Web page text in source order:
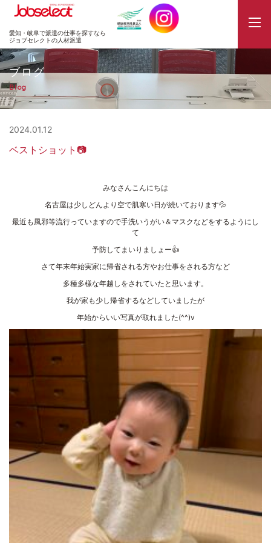
JobSelect
愛知・岐阜で派遣の仕事を探すなら
ジョブセレクトの人材派遣
ブログ
Blog
2024.01.12
ベストショット📷
みなさんこんにちは
名古屋は少しどんより空で肌寒い日が続いております💦
最近も風邪等流行っていますので手洗いうがい＆マスクなどをするようにし
て
予防してまいりましょー👍
さて年末年始実家に帰省される方やお仕事をされる方など
多種多様な年越しをされていたと思います。
我が家も少し帰省するなどしていましたが
年始からいい写真が取れました(^^)v